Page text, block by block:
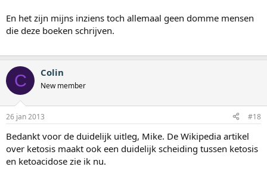
En het zijn mijns inziens toch allemaal geen domme mensen
die deze boeken schrijven.
C Colin
New member
26 jan 2013 #18
Bedankt voor de duidelijk uitleg, Mike. De Wikipedia artikel
over ketosis maakt ook een duidelijk scheiding tussen ketosis
en ketoacidose zie ik nu.